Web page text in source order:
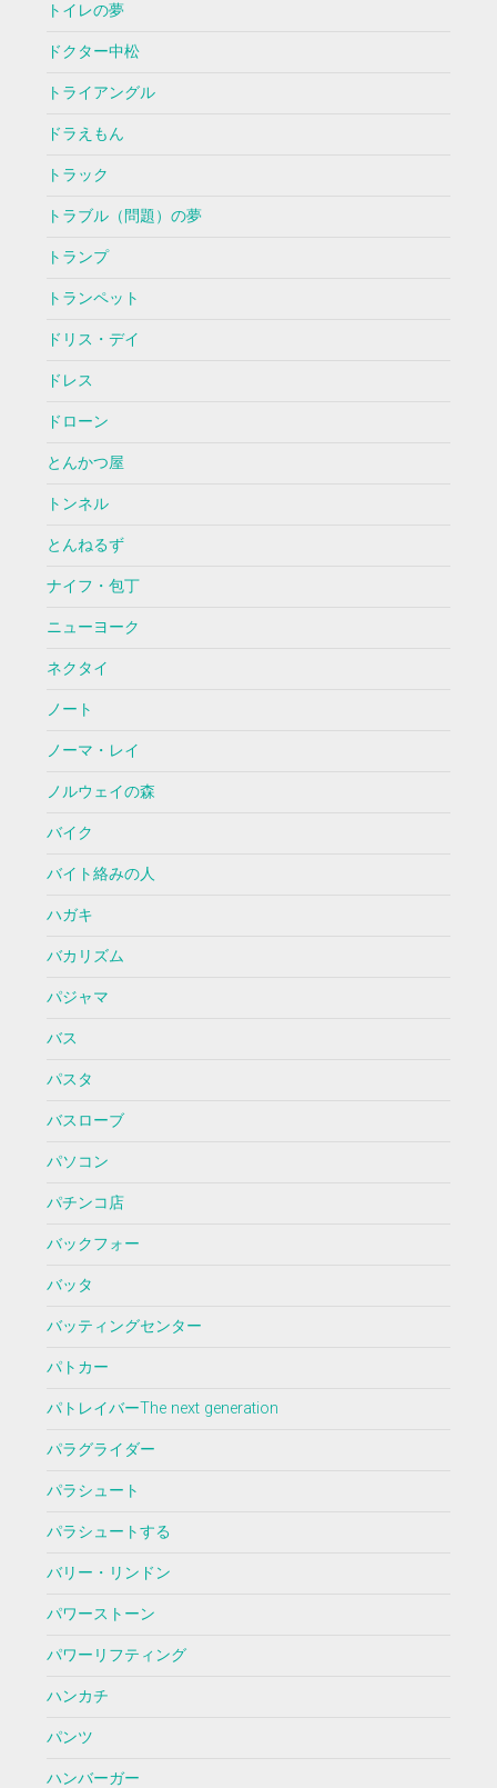
トイレの夢
ドクター中松
トライアングル
ドラえもん
トラック
トラブル（問題）の夢
トランプ
トランペット
ドリス・デイ
ドレス
ドローン
とんかつ屋
トンネル
とんねるず
ナイフ・包丁
ニューヨーク
ネクタイ
ノート
ノーマ・レイ
ノルウェイの森
バイク
バイト絡みの人
ハガキ
バカリズム
パジャマ
バス
パスタ
バスローブ
パソコン
パチンコ店
バックフォー
バッタ
バッティングセンター
パトカー
パトレイバーThe next generation
パラグライダー
パラシュート
パラシュートする
バリー・リンドン
パワーストーン
パワーリフティング
ハンカチ
パンツ
ハンバーガー